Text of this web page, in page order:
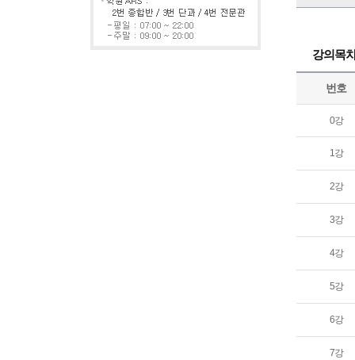
강의목
번호
0강
1강
2강
3강
4강
5강
6강
7강